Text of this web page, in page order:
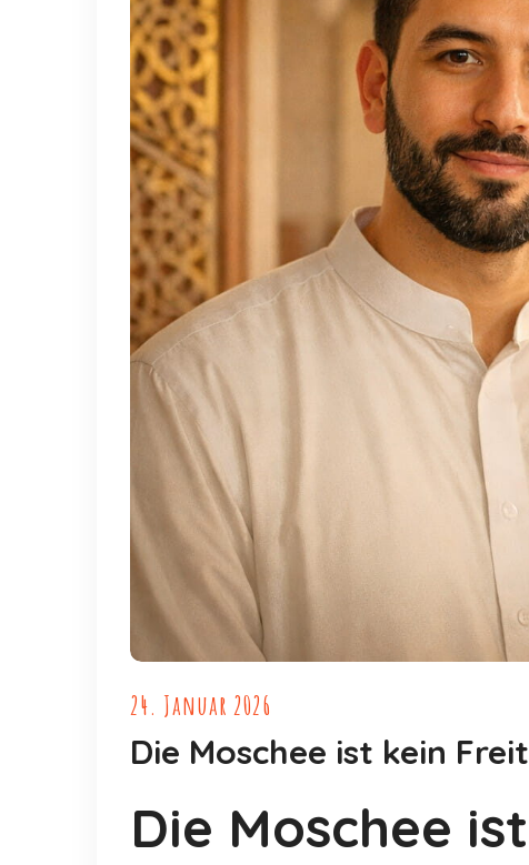
24. Januar 2026
Die Moschee ist kein
Die Moschee